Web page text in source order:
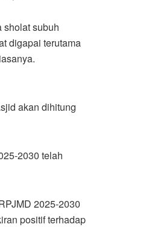
sholat subuh
digapai terutama
akan dihitung
2030 telah
2025-2030
positif terhadap